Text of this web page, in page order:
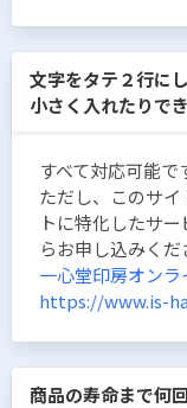
文字をタテ２行に
小さく入れたりで
すべて対応可能で
ただし、このサ
トに特化したサ
らお申し込みくだ
一心堂印房オン
https://www.is-
商品の寿命まで何